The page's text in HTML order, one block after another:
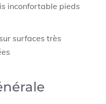
inconfortable pieds
surfaces très